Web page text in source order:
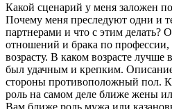
Какой сценарий у меня заложен
Почему меня преследуют одни и
партнерами и что с этим делать?
отношений и брака по профессии,
возрасту. В каком возрасте
был удачным и крепким.
стороны противоположный пол.
роль на самом деле ближе жены
Вам ближе роль мужа или